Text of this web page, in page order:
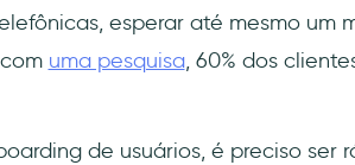
esperar até mesmo um
uma pesquisa, 60% dos
de usuários, é preciso ser